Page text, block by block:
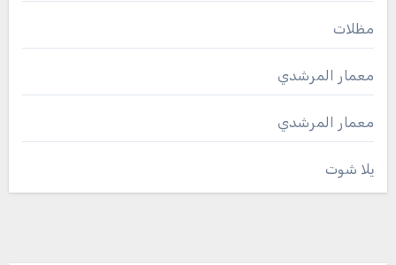
مظلات
معمار المرشدي
معمار المرشدي
يلا شوت